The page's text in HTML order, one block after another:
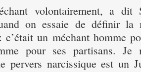
volontairement, a dit
on essaie de définir la
un méchant homme
pour ses partisans. Je
pervers narcissique est un